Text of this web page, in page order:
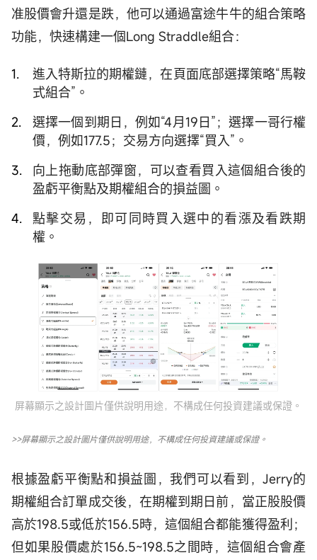
准股價會升還是跌，他可以通過富途牛牛的組合策略
功能，快速構建一個Long Straddle組合：
進入特斯拉的期權鏈，在頁面底部選擇策略“馬鞍
式組合”。
選擇一個到期日，例如“4月19日”；選擇一哥行權
價，例如177.5；交易方向選擇“買入”。
向上拖動底部彈窗，可以查看買入這個組合後的
盈虧平衡點及期權組合的損益圖。
點擊交易，即可同時買入選中的看漲及看跌期
權。
屏幕顯示之設計圖片僅供說明用途，不構成任何投資建議或保證。
>>屏幕顯示之設計圖片僅供說明用途，不構成任何投資建議或保證。
根據盈虧平衡點和損益圖，我們可以看到，Jerry的
期權組合訂單成交後，在期權到期日前，當正股股價
高於198.5或低於156.5時，這個組合都能獲得盈利；
但如果股價處於156.5~198.5之間時，這個組合會產